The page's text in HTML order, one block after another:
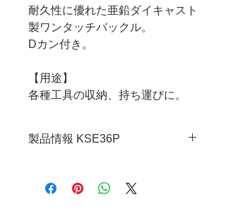
耐久性に優れた亜鉛ダイキャスト
製ワンタッチバックル。
Dカン付き。
【用途】
各種工具の収納、持ち運びに。
製品情報 KSE36P
・サイズ：L120×W113×H40mm